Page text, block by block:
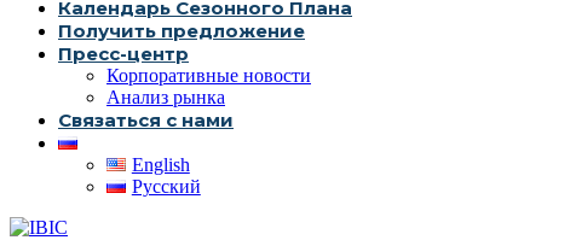
Календарь Сезонного Плана
Получить предложение
Пресс-центр
Корпоративные новости
Анализ рынка
Связаться с нами
English
Русский